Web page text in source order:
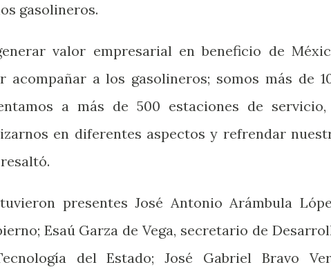
gasolineros.
valor empresarial en beneficio de
acompañar a los gasolineros; somos más de
a más de 500 estaciones de
en diferentes aspectos y refrendar
presentes José Antonio Arámbula
Esaú Garza de Vega, secretario de
del Estado; José Gabriel Bravo